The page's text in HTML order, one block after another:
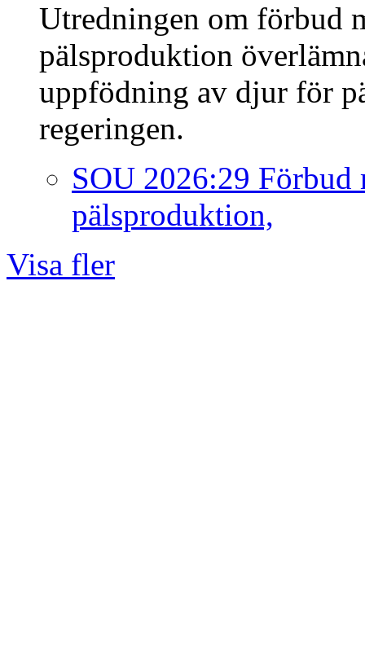
Utredningen om förbud
pälsproduktion
uppfödning av djur för
regeringen.
SOU 2026:29
pälsproduktion,
Visa fler